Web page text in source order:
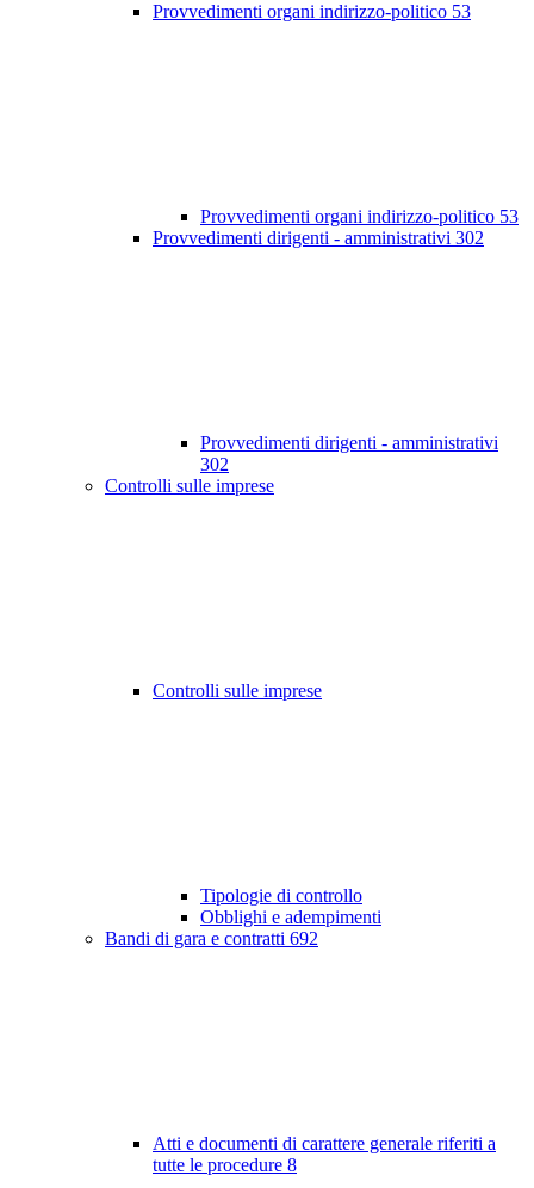
Provvedimenti organi indirizzo-politico 53
Provvedimenti organi indirizzo-politico 53
Provvedimenti dirigenti - amministrativi 302
Provvedimenti dirigenti - amministrativi
302
Controlli sulle imprese
Controlli sulle imprese
Tipologie di controllo
Obblighi e adempimenti
Bandi di gara e contratti 692
Atti e documenti di carattere generale riferiti a
tutte le procedure 8